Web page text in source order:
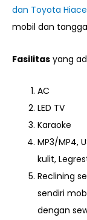
dan Toyota
mobil dan
Fasilitas yang
AC
LED TV
Karaoke
MP3/MP4,
kulit,
Reclining
sendiri
dengan